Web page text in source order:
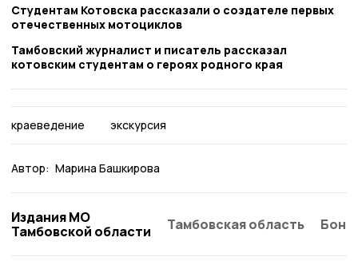
Студентам Котовска рассказали о создателе первых
отечественных мотоциклов
Тамбовский журналист и писатель рассказал
котовским студентам о героях родного края
краеведение экскурсия
Автор: Марина Башкирова
Издания МО
Тамбовской области
Тамбовская область